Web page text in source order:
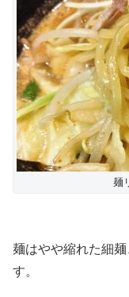
麺
麺はやや縮れた細
す。